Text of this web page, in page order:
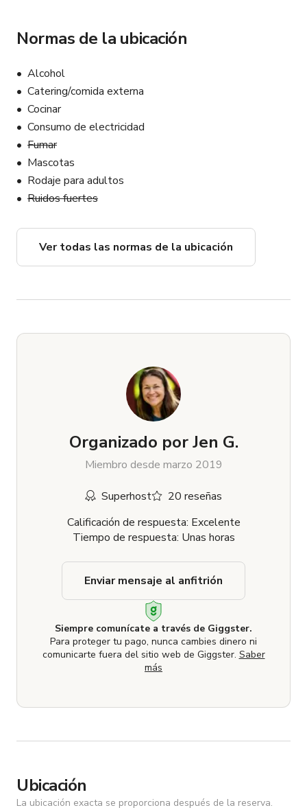
Normas de la ubicación
Alcohol
Catering/comida externa
Cocinar
Consumo de electricidad
Fumar
Mascotas
Rodaje para adultos
Ruidos fuertes
Ver todas las normas de la ubicación
Organizado por Jen G.
Miembro desde marzo 2019
Superhost
20 reseñas
Calificación de respuesta: Excelente
Tiempo de respuesta: Unas horas
Siempre comunícate a través de Giggster.
Para proteger tu pago, nunca cambies dinero ni
comunicarte fuera del sitio web de Giggster. Saber
más
Enviar mensaje al anfitrión
Ubicación
La ubicación exacta se proporciona después de la reserva.